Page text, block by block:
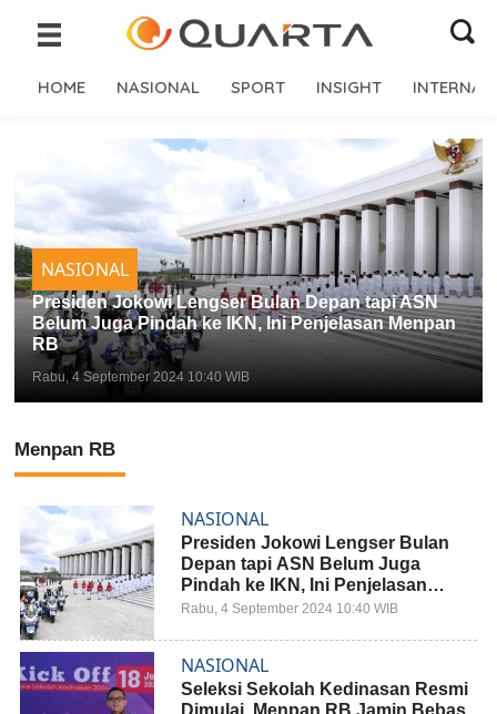
HOME NASIONAL SPORT INSIGHT
NASIONAL
Presiden Jokowi Lengser Bulan Depan tapi ASN
Belum Juga Pindah ke IKN, Ini Penjelasan Menpan
RB
Rabu, 4 September 2024 10:40 WIB
Menpan RB
NASIONAL
Presiden Jokowi Lengser Bulan
Depan tapi ASN Belum Juga
Pindah ke IKN, Ini Penjelasan
Menpan RB
Rabu, 4 September 2024 10:40 WIB
NASIONAL
Seleksi Sekolah Kedinasan Resmi